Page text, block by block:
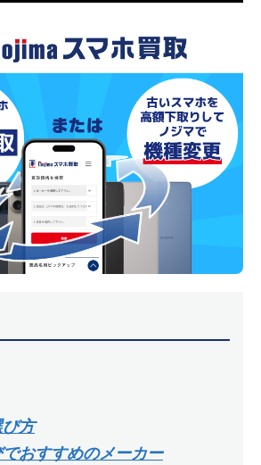
方
おすすめのメーカー